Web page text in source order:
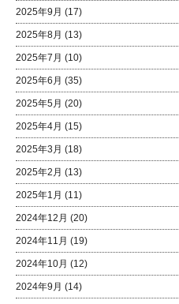
2025年9月 (17)
2025年8月 (13)
2025年7月 (10)
2025年6月 (35)
2025年5月 (20)
2025年4月 (15)
2025年3月 (18)
2025年2月 (13)
2025年1月 (11)
2024年12月 (20)
2024年11月 (19)
2024年10月 (12)
2024年9月 (14)